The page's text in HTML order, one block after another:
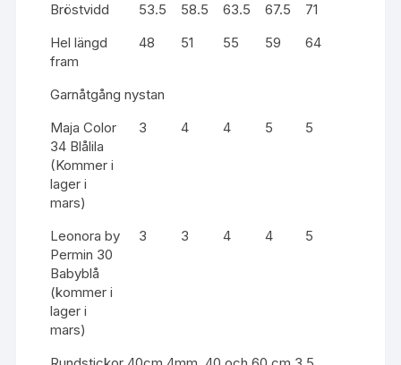
Bröstvidd
53.5 58.5 63.5 67.5
71
Hel längd
fram
48 51 55 59 64
Garnåtgång nystan
Maja Color
34 Blålila
(Kommer i
lager i
mars)
3 4 4 5 5
Leonora by
Permin 30
Babyblå
(kommer i
lager i
mars)
3 3 4 4 5